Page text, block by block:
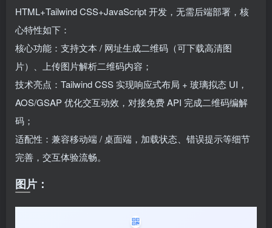
HTML+Tailwind CSS+JavaScript 开发，无需后端部署，核
心特性如下：
核心功能：支持文本 / 网址生成二维码（可下载高清图
片）、上传图片解析二维码内容；
技术亮点：Tailwind CSS 实现响应式布局 + 玻璃拟态 UI，
AOS/GSAP 优化交互动效，对接免费 API 完成二维码编解
码；
适配性：兼容移动端 / 桌面端，加载状态、错误提示等细节
完善，交互体验流畅。
图片：